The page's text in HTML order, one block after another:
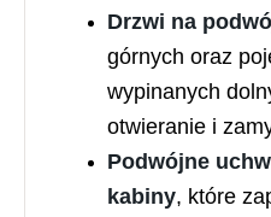
Drzwi na
górnych oraz
wypinanych
otwieranie i
Podwójne
kabiny, które